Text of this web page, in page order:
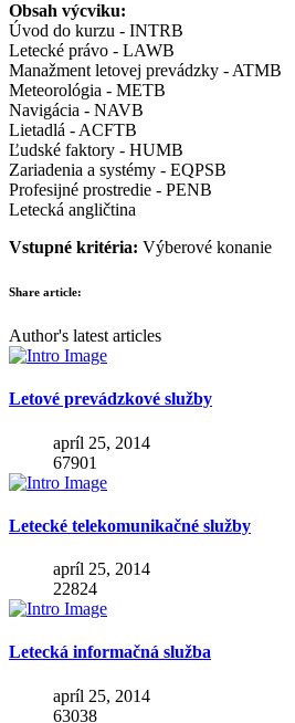
Obsah výcviku:
Úvod do kurzu - INTRB
Letecké právo - LAWB
Manažment letovej prevádzky - ATMB
Meteorológia - METB
Navigácia - NAVB
Lietadlá - ACFTB
Ľudské faktory - HUMB
Zariadenia a systémy - EQPSB
Profesijné prostredie - PENB
Letecká angličtina
Vstupné kritéria: Výberové konanie
Share article:
Author's latest articles
Letové prevádzkové služby
apríl 25, 2014
67901
Letecké telekomunikačné služby
apríl 25, 2014
22824
Letecká informačná služba
apríl 25, 2014
63038